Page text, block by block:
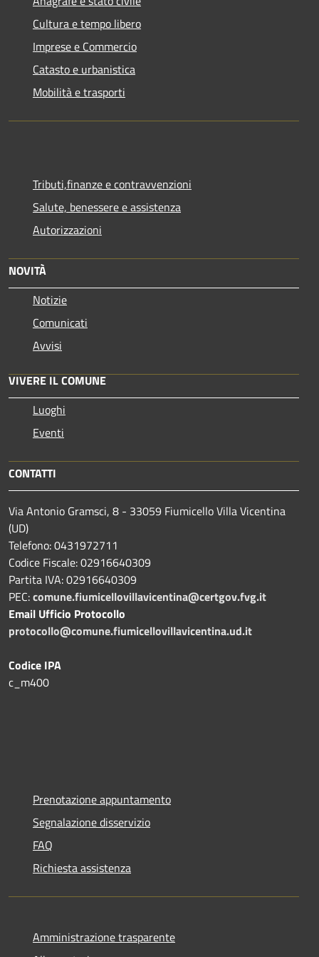
Cultura e tempo libero
Imprese e Commercio
Catasto e urbanistica
Mobilità e trasporti
Tributi,finanze e contravvenzioni
Salute, benessere e assistenza
Autorizzazioni
NOVITÀ
Notizie
Comunicati
Avvisi
VIVERE IL COMUNE
Luoghi
Eventi
CONTATTI
Via Antonio Gramsci, 8 - 33059 Fiumicello Villa Vicentina
(UD)
Telefono: 0431972711
Codice Fiscale: 02916640309
Partita IVA: 02916640309
PEC:comune.fiumicellovillavicentina@certgov.fvg.it
Email Ufficio Protocollo
protocollo@comune.fiumicellovillavicentina.ud.it
Codice IPA
c_m400
Prenotazione appuntamento
Segnalazione disservizio
FAQ
Richiesta assistenza
Amministrazione trasparente